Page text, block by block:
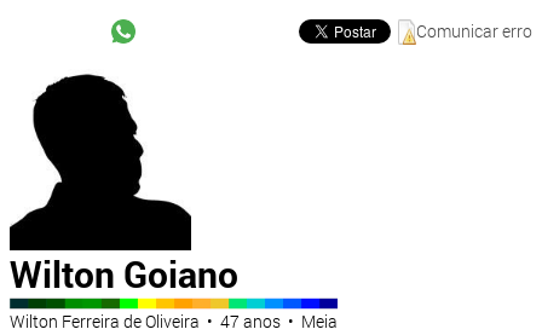
Comunicar erro
Wilton Goiano
Wilton Ferreira de Oliveira • 47 anos • Meia